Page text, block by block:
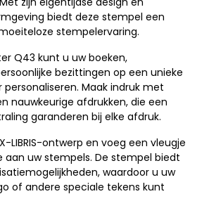
biedt deze stempel een
stempelervaring.
Q43 kunt u uw boeken,
bezittingen op een unieke
Maak indruk met
nauwkeurige afdrukken, die een
garanderen bij elke afdruk.
LIBRIS-ontwerp en voeg een vleugje
aan uw stempels. De stempel biedt
waardoor u uw
of andere speciale tekens kunt